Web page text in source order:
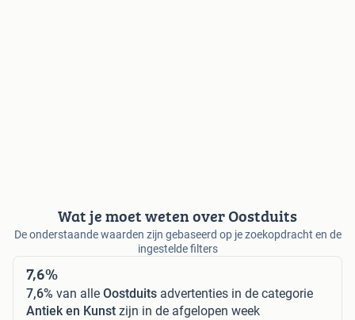
Wat je moet weten over Oostduits
De onderstaande waarden zijn gebaseerd op je zoekopdracht en de
ingestelde filters
7,6%
7,6% van alle Oostduits advertenties in de categorie
Antiek en Kunst zijn in de afgelopen week